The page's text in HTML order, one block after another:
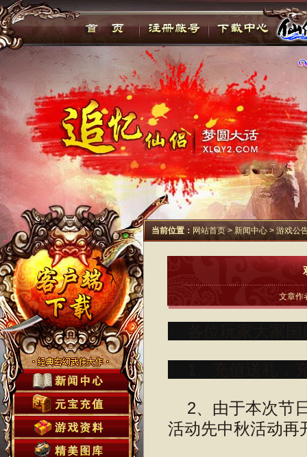
当前位置： 网站首页> 新闻中心 > 游戏公
文章
2、由于本次节
活动先中秋活动再